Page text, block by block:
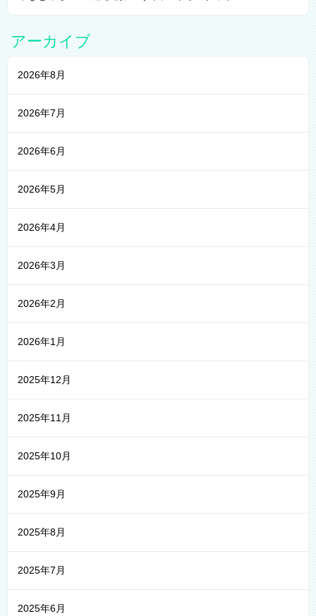
アーカイブ
2026年8月
2026年7月
2026年6月
2026年5月
2026年4月
2026年3月
2026年2月
2026年1月
2025年12月
2025年11月
2025年10月
2025年9月
2025年8月
2025年7月
2025年6月